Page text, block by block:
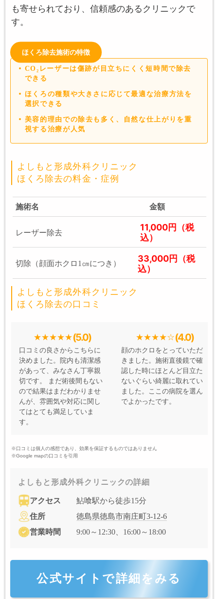
も寄せられており、信頼感のあるクリニックで
す。
ほくろ除去施術の特徴
CO₂レーザーは傷跡が目立ちにくく短時間で除去
できる
ほくろの種類や大きさに応じて最適な治療方法を
選択できる
美容的理由での除去も多く、自然な仕上がりを重
視する治療が人気
よしもと形成外科クリニック
ほくろ除去の料金・症例
施術名 金額
レーザー除去
11,000円（税
込）
切除（顔面ホクロ1㎝につき）
33,000円（税
込）
よしもと形成外科クリニック
ほくろ除去の口コミ
(5.0)
口コミの良さからこちらに
決めました。院内も清潔感
があって、みなさん丁寧親
切です。 まだ術後間もない
ので結果はまだわかりませ
んが、雰囲気や対応に関し
てはとても満足していま
す。
(4.0)
顔のホクロをとっていただ
きました。施術直後鏡で確
認した時にほとんど目立た
ないぐらい綺麗に取れてい
ました。ここの病院を選ん
でよかったです。
※口コミは個人の感想であり、効果を保証するものではありません
※Google mapの口コミを引用
よしもと形成外科クリニックの詳細
アクセス
鮎喰駅から徒歩15分
住所
徳島県徳島市南庄町3-12-6
営業時間
9:00～12:30、16:00～18:00
公式サイトで詳細をみる